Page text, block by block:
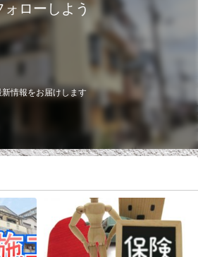
ォローしよう
新情報をお届けします